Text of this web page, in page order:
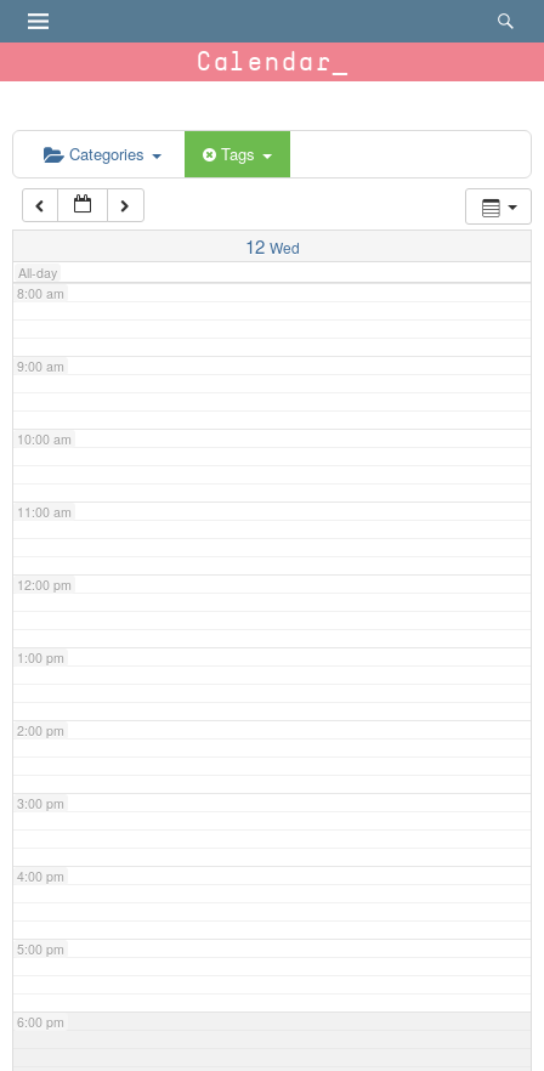
Calendar
Categories Tags
12 Wed
All-day
6:00 am
7:00 am
8:00 am
9:00 am
10:00 am
11:00 am
12:00 pm
1:00 pm
2:00 pm
3:00 pm
4:00 pm
5:00 pm
6:00 pm